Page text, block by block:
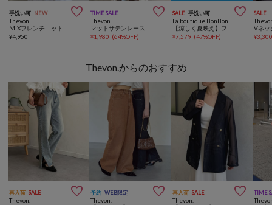
手洗い可 NEW 
Thevon.
MIXフレンチニット
¥4,950
TIME SALE 
Thevon.
マットサテンレースキャミ
¥1,980 (64%OFF)
SALE 手洗い可 
La boutique BonBon
【涼しく夏映え】フリルボウタイブラウス
¥7,579 (47%OFF)
SALE
¥
Thevon.からのおすすめ
再入荷 SALE 
Thevon.
予約 WEB限定 
Thevon.
再入荷 SALE 
Thevon.
TIME